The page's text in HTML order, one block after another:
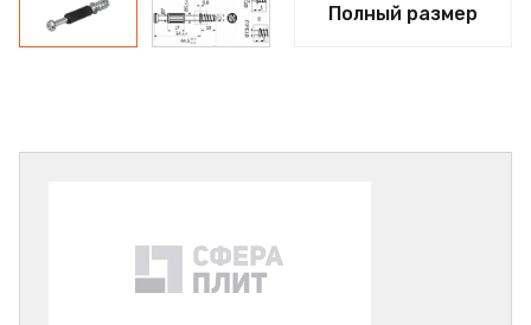
Полный размер